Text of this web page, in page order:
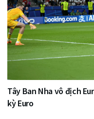
Tây Ban Nha vô địch
kỳ Euro